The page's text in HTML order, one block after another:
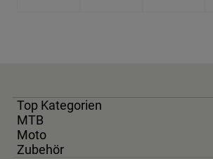
Top Kategorien
MTB
Moto
Zubehör